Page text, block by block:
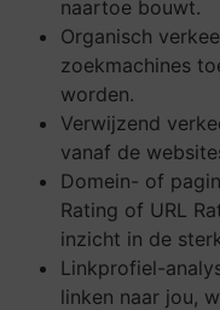
naartoe bouwt.
Organisch
zoekmachines
worden.
Verwijzend
vanaf de
Domein- of
Rating of URL
inzicht in de
Linkprofiel-
linken naar jou,